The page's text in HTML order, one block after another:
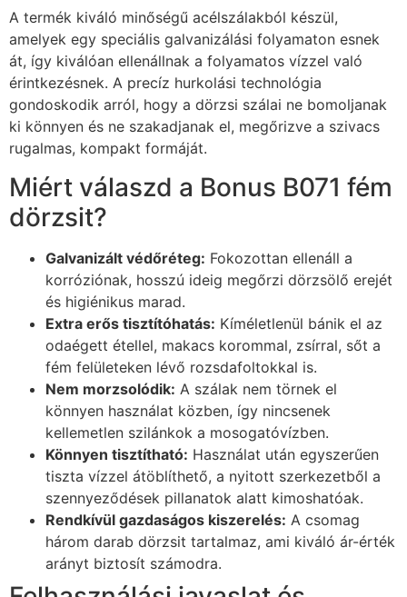
A termék kiváló minőségű acélszálakból készül,
amelyek egy speciális galvanizálási folyamaton esnek
át, így kiválóan ellenállnak a folyamatos vízzel való
érintkezésnek. A precíz hurkolási technológia
gondoskodik arról, hogy a dörzsi szálai ne bomoljanak
ki könnyen és ne szakadjanak el, megőrizve a szivacs
rugalmas, kompakt formáját.
Miért válaszd a Bonus B071 fém
dörzsit?
Galvanizált védőréteg: Fokozottan ellenáll a
korróziónak, hosszú ideig megőrzi dörzsölő erejét
és higiénikus marad.
Extra erős tisztítóhatás: Kíméletlenül bánik el az
odaégett étellel, makacs korommal, zsírral, sőt a
fém felületeken lévő rozsdafoltokkal is.
Nem morzsolódik: A szálak nem törnek el
könnyen használat közben, így nincsenek
kellemetlen szilánkok a mosogatóvízben.
Könnyen tisztítható: Használat után egyszerűen
tiszta vízzel átöblíthető, a nyitott szerkezetből a
szennyeződések pillanatok alatt kimoshatóak.
Rendkívül gazdaságos kiszerelés: A csomag
három darab dörzsit tartalmaz, ami kiváló ár-érték
arányt biztosít számodra.